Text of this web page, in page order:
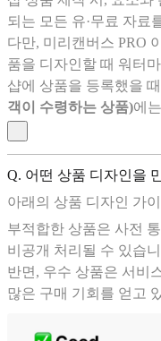
되는 모든 유·무료 자료
다만, 미리캔버스 PRO
품을 디자인할 때 워터
샵에 상품을 등록했을 때
객이 수령하는 상품)에
Q. 어떤 상품 디자인을
아래의 상품 디자인 가
부적합한 상품은 사전
비공개 처리될 수 있습
반면, 우수 상품은 서비
많은 구매 기회를 얻고